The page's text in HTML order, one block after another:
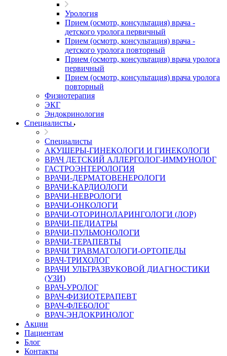
Урология
Прием (осмотр, консультация) врача -
детского уролога первичный
Прием (осмотр, консультация) врача -
детского уролога повторный
Прием (осмотр, консультация) врача уролога
первичный
Прием (осмотр, консультация) врача уролога
повторный
Физиотерапия
ЭКГ
Эндокринология
Специалисты
Специалисты
АКУШЕРЫ-ГИНЕКОЛОГИ И ГИНЕКОЛОГИ
ВРАЧ ДЕТСКИЙ АЛЛЕРГОЛОГ-ИММУНОЛОГ
ГАСТРОЭНТЕРОЛОГИЯ
ВРАЧИ-ДЕРМАТОВЕНЕРОЛОГИ
ВРАЧИ-КАРДИОЛОГИ
ВРАЧИ-НЕВРОЛОГИ
ВРАЧИ-ОНКОЛОГИ
ВРАЧИ-ОТОРИНОЛАРИНГОЛОГИ (ЛОР)
ВРАЧИ-ПЕДИАТРЫ
ВРАЧИ-ПУЛЬМОНОЛОГИ
ВРАЧИ-ТЕРАПЕВТЫ
ВРАЧИ ТРАВМАТОЛОГИ-ОРТОПЕДЫ
ВРАЧ-ТРИХОЛОГ
ВРАЧИ УЛЬТРАЗВУКОВОЙ ДИАГНОСТИКИ
(УЗИ)
ВРАЧ-УРОЛОГ
ВРАЧ-ФИЗИОТЕРАПЕВТ
ВРАЧ-ФЛЕБОЛОГ
ВРАЧ-ЭНДОКРИНОЛОГ
Акции
Пациентам
Блог
Контакты